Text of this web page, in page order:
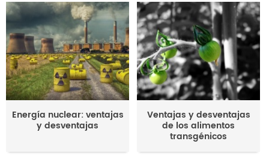
Energía nuclear: ventajas
y desventajas
Ventajas y desventajas
de los alimentos
transgénicos